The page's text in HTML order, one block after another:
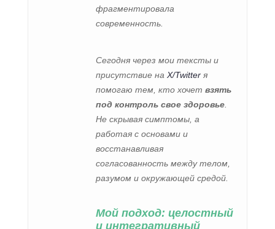
фрагментировала
современность.
Сегодня через мои тексты и
присутствие на X/Twitter я
помогаю тем, кто хочет взять
под контроль свое здоровье
Не скрывая симптомы, а
работая с основами и
восстанавливая
согласованность между телом,
разумом и окружающей средой.
Мой подход: целостный
и интегративный